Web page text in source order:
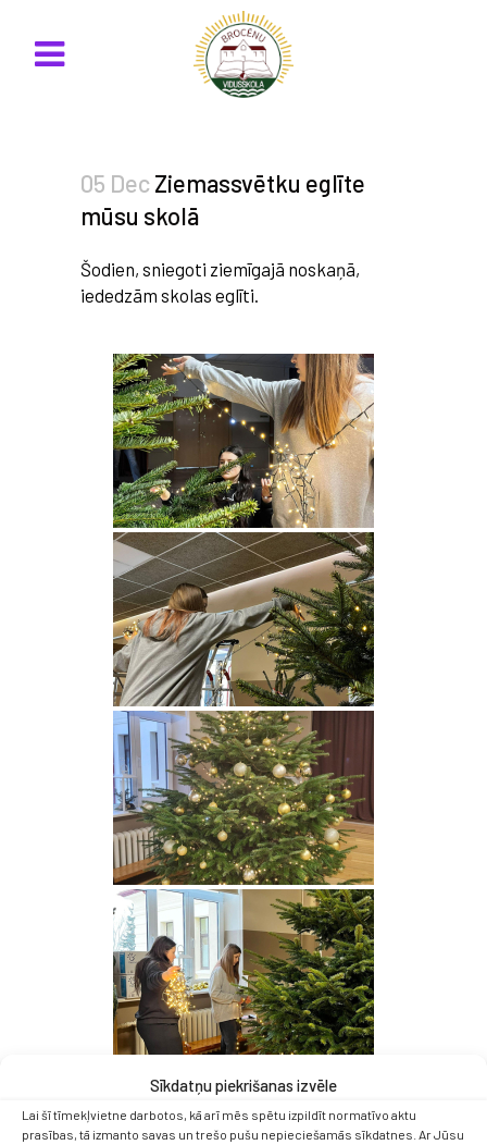
Sīkdatņu piekrišanas izvēle
Lai šī tīmekļvietne darbotos, kā arī mēs spētu izpildīt normatīvo aktu
prasības, tā izmanto savas un trešo pušu nepieciešamās sīkdatnes. Ar Jūsu
05 DecZiemassvētku eglīte
mūsu skolā
Šodien, sniegoti ziemīgajā noskaņā,
iededzām skolas eglīti.